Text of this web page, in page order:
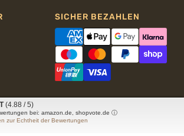
SICHER BEZAHLEN
(4.88 / 5)
bei: amazon.de, shopvote.de ⓘ
zur Echtheit der Bewertungen